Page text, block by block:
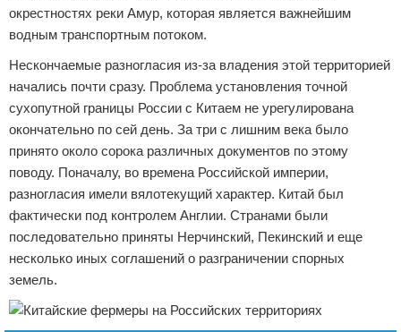
окрестностях реки Амур, которая является важнейшим
водным транспортным потоком.
Нескончаемые разногласия из-за владения этой территорией
начались почти сразу. Проблема установления точной
сухопутной границы России с Китаем не урегулирована
окончательно по сей день. За три с лишним века было
принято около сорока различных документов по этому
поводу. Поначалу, во времена Российской империи,
разногласия имели вялотекущий характер. Китай был
фактически под контролем Англии. Странами были
последовательно приняты Нерчинский, Пекинский и еще
несколько иных соглашений о разграничении спорных
земель.